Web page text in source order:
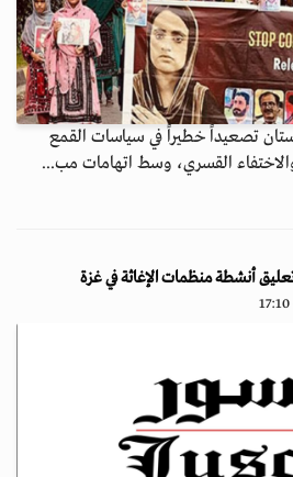
تصعيداً خطيراً في سياسات القمع
القسري، وسط اتهامات مب...
تعليق أنشطة منظمات الإغاثة في غزة